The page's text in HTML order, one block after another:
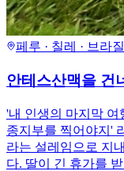
페루 · 칠레 · 브라질
안테스산맥을 건
'내 인생의 마지막 여
종지부를 찍어야지'
라는 설레임으로 지
다. 딸이 긴 휴가를